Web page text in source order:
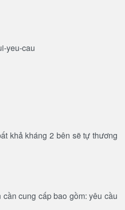
yeu-cau
khả kháng 2 bên sẽ tự thương
cung cấp bao gồm: yêu cầu